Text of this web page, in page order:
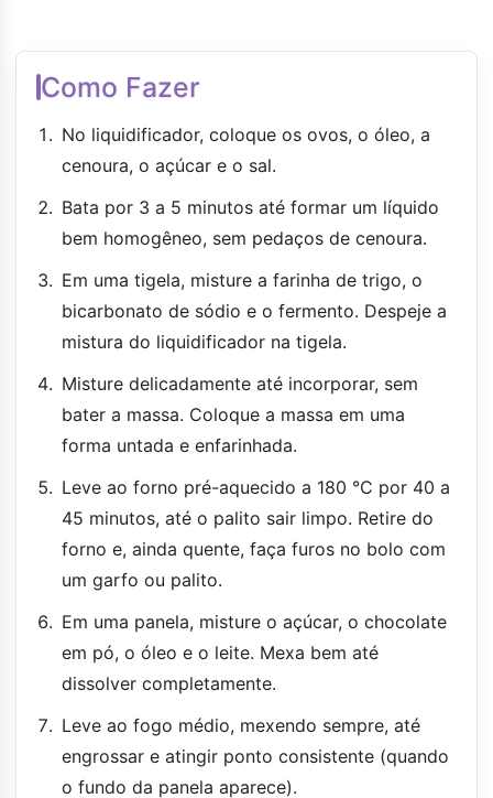
Como Fazer
No liquidificador, coloque os ovos, o óleo, a
cenoura, o açúcar e o sal.
Bata por 3 a 5 minutos até formar um líquido
bem homogêneo, sem pedaços de cenoura.
Em uma tigela, misture a farinha de trigo, o
bicarbonato de sódio e o fermento. Despeje a
mistura do liquidificador na tigela.
Misture delicadamente até incorporar, sem
bater a massa. Coloque a massa em uma
forma untada e enfarinhada.
Leve ao forno pré-aquecido a 180 °C por 40 a
45 minutos, até o palito sair limpo. Retire do
forno e, ainda quente, faça furos no bolo com
um garfo ou palito.
Em uma panela, misture o açúcar, o chocolate
em pó, o óleo e o leite. Mexa bem até
dissolver completamente.
Leve ao fogo médio, mexendo sempre, até
engrossar e atingir ponto consistente (quando
o fundo da panela aparece).